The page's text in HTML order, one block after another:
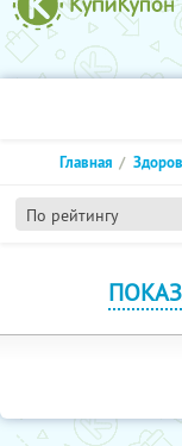
По рейтингу
Главная